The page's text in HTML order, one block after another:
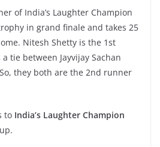
of India’s Laughter Champion
in grand finale and takes 25
Nitesh Shetty is the 1st
tie between Jayvijay Sachan
they both are the 2nd runner
to India’s Laughter Champion